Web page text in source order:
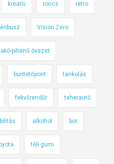
kreatív roncs retro
Vision Zero
pihenő övezet
büntetőpont tankolás
fekvőrendőr teherautó
alkohol bor
téli gumi